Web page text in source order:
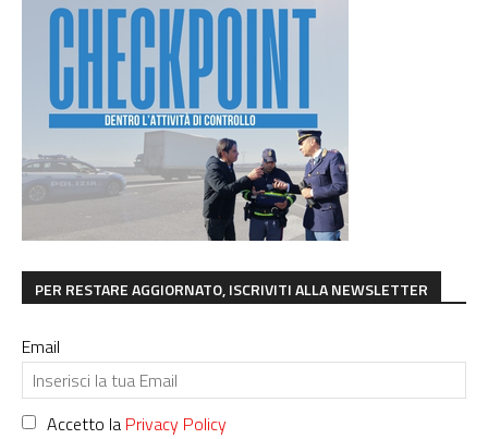
PER RESTARE AGGIORNATO, ISCRIVITI ALLA NEWSLETTER
Email
Accetto la Privacy Policy